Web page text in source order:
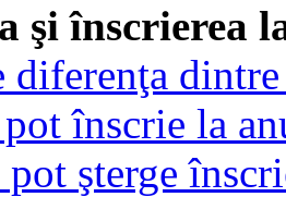
şi înscrierea
diferenţa
înscrie la
şterge